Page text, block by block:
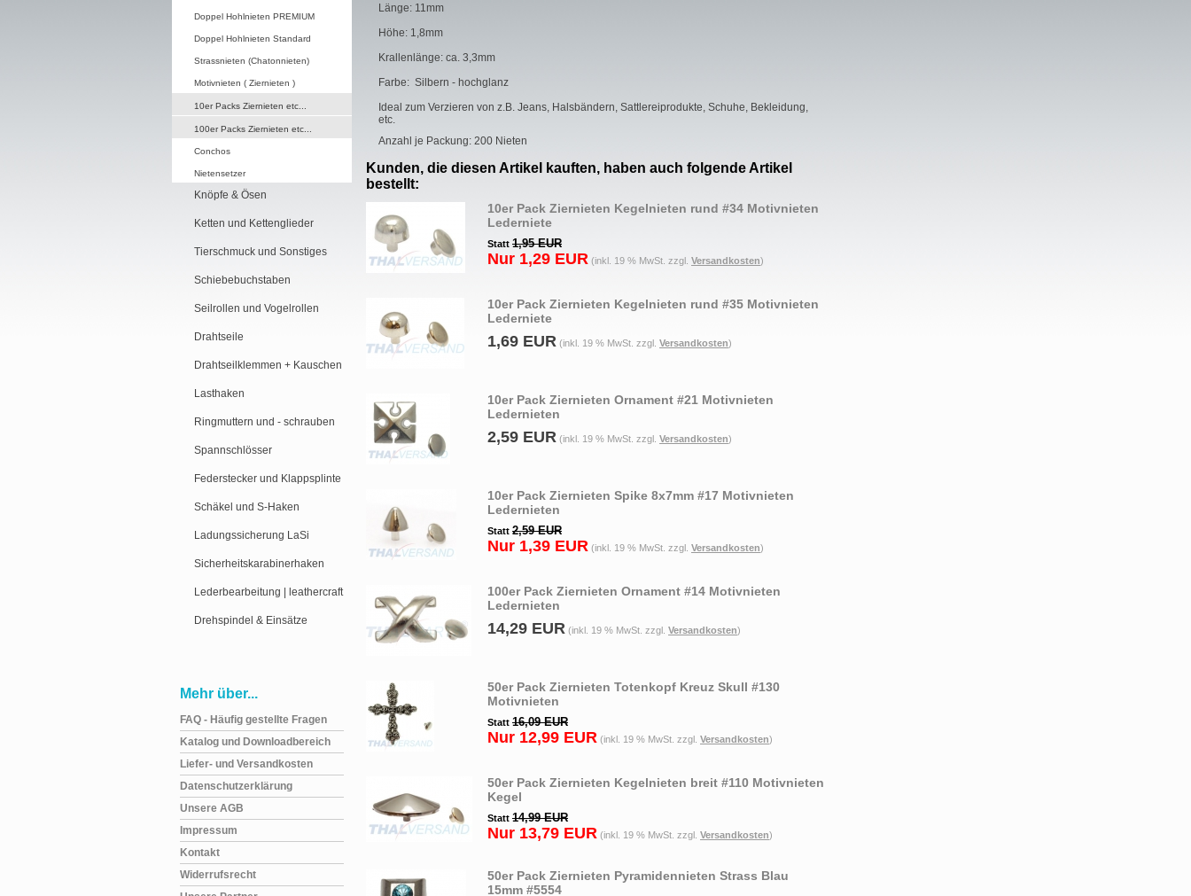
Doppel Hohlnieten PREMIUM
Doppel Hohlnieten Standard
Strassnieten (Chatonnieten)
Motivnieten ( Ziernieten )
10er Packs Ziernieten etc...
100er Packs Ziernieten etc...
Conchos
Nietensetzer
Knöpfe & Ösen
Ketten und Kettenglieder
Tierschmuck und Sonstiges
Schiebebuchstaben
Seilrollen und Vogelrollen
Drahtseile
Drahtseilklemmen + Kauschen
Lasthaken
Ringmuttern und - schrauben
Spannschlösser
Federstecker und Klappsplinte
Schäkel und S-Haken
Ladungssicherung LaSi
Sicherheitskarabinerhaken
Lederbearbeitung | leathercraft
Drehspindel & Einsätze
Mehr über...
FAQ - Häufig gestellte Fragen
Katalog und Downloadbereich
Liefer- und Versandkosten
Datenschutzerklärung
Unsere AGB
Impressum
Kontakt
Widerrufsrecht
Länge: 11mm
Höhe: 1,8mm
Krallenlänge: ca. 3,3mm
Farbe: Silbern - hochglanz
Ideal zum Verzieren von z.B. Jeans, Halsbändern, Sattlereiprodukte, Schuhe, Bekleidung,
etc.
Anzahl je Packung: 200 Nieten
Kunden, die diesen Artikel kauften, haben auch folgende Artikel
bestellt:
10er Pack Ziernieten Kegelnieten rund #34 Motivnieten
Lederniete
Statt 1,95 EUR
Nur 1,29 EUR (inkl. 19 % MwSt. zzgl. Versandkosten)
10er Pack Ziernieten Kegelnieten rund #35 Motivnieten
Lederniete
1,69 EUR (inkl. 19 % MwSt. zzgl. Versandkosten)
10er Pack Ziernieten Ornament #21 Motivnieten
Ledernieten
2,59 EUR (inkl. 19 % MwSt. zzgl. Versandkosten)
10er Pack Ziernieten Spike 8x7mm #17 Motivnieten
Ledernieten
Statt 2,59 EUR
Nur 1,39 EUR (inkl. 19 % MwSt. zzgl. Versandkosten)
100er Pack Ziernieten Ornament #14 Motivnieten
Ledernieten
14,29 EUR (inkl. 19 % MwSt. zzgl. Versandkosten)
50er Pack Ziernieten Totenkopf Kreuz Skull #130
Motivnieten
Statt 16,09 EUR
Nur 12,99 EUR (inkl. 19 % MwSt. zzgl. Versandkosten)
50er Pack Ziernieten Kegelnieten breit #110 Motivnieten
Kegel
Statt 14,99 EUR
Nur 13,79 EUR (inkl. 19 % MwSt. zzgl. Versandkosten)
50er Pack Ziernieten Pyramidennieten Strass Blau
15mm #5554